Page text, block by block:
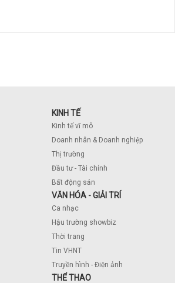
KINH TẾ
Kinh tế vĩ mô
Doanh nhân & Doanh nghiệp
Thị trường
Đầu tư - Tài chính
Bất động sản
VĂN HÓA - GIẢI TRÍ
Ca nhạc
Hậu trường showbiz
Thời trang
Tin VHNT
Truyền hình - Điện ảnh
THỂ THAO